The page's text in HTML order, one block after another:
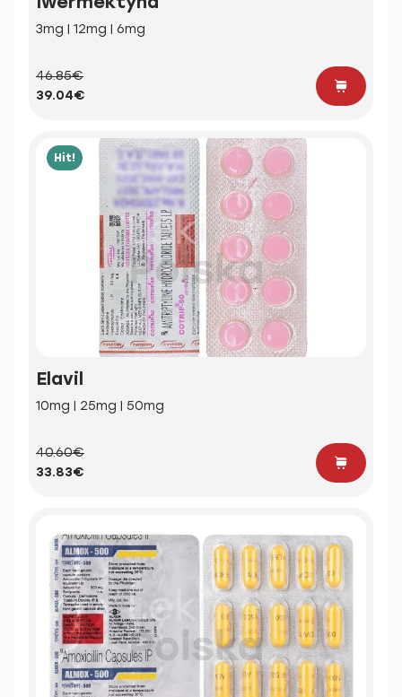
3mg | 12mg | 6mg
46.85€
39.04€
Hit!
Elavil
10mg | 25mg | 50mg
40.60€
33.83€